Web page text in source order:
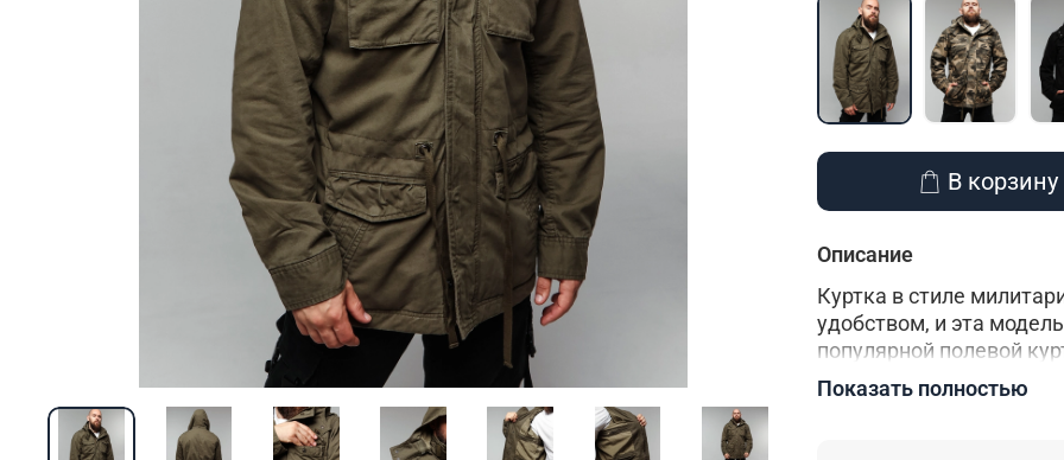
В корзину
Описание
Куртка в стиле
удобством, и эта
популярной полевой
прекрасно подойдет
плотного хлопкового
Показать полностью